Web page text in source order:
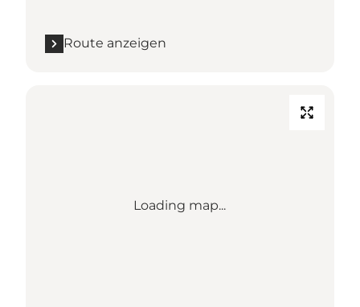
Route anzeigen
Loading map...